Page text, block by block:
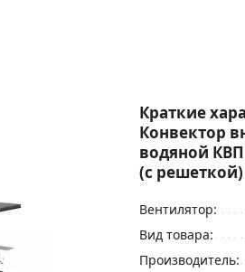
Краткие
Конвектор
водяной
(с решеткой)
Вентилятор:
Вид товара:
Производитель: